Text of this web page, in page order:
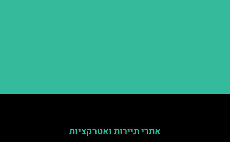
אתרי תיירות ואטרקציות